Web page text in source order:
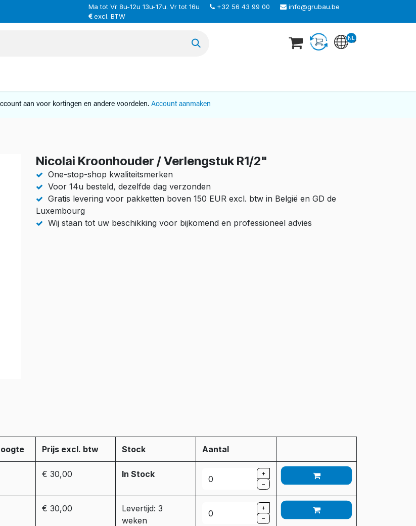
Ma tot Vr 8u-12u 13u-17u. Vr tot 16u +32 56 43 99 00
info@grubau.be
excl. BTW
NL
aan voor kortingen en andere voordelen. Account aanmaken
Nicolai Kroonhouder / Verlengstuk R1/2"
One-stop-shop kwaliteitsmerken
Voor 14u besteld, dezelfde dag verzonden
Gratis levering voor pakketten boven 150 EUR excl. btw in België en GD de
Luxembourg
Wij staan tot uw beschikking voor bijkomend en professioneel advies
Prijs excl. btw Stock Aantal
€ 30,00 In Stock
+
–
€ 30,00
Levertijd: 3
weken
+
–